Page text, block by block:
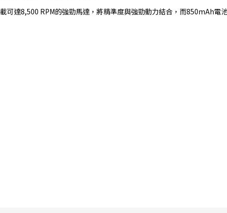
達8,500 RPM的強勁馬達，將精準度與強勁動力結合，而850mAh電